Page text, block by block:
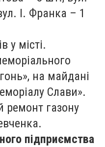
І. Франка – 1
у місті.
на майдані
Слави».
ремонт газону
підприємства